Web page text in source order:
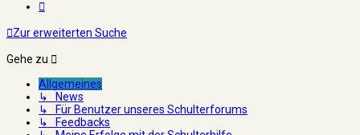
Zur erweiterten Suche
Gehe zu
Allgemeines
↳ News
↳ Für Benutzer unseres Schulterforums
↳ Feedbacks